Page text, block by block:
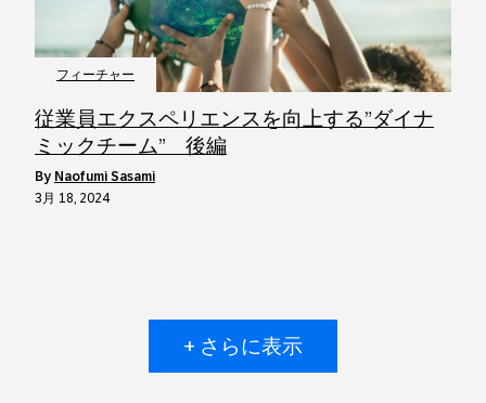
フィーチャー
従業員エクスペリエンスを向上する”ダイナ
ミックチーム” 後編
by Naofumi Sasami
3月 18, 2024
+ さらに表示